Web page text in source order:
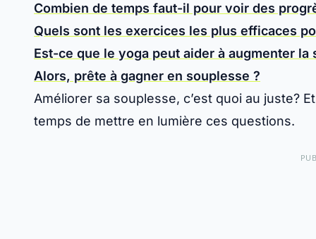
Combien de temps faut-il pour voir des
Quels sont les exercices les plus efficaces
Est-ce que le yoga peut aider à augmenter la
Alors, prête à gagner en souplesse ?
Améliorer sa souplesse, c’est quoi au juste?
temps de mettre en lumière ces questions.